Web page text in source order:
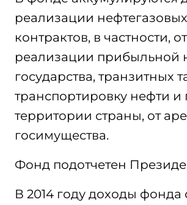
реализации нефтегазовых
контрактов, в частности, от
реализации прибыльной
государства, транзитных
транспортировку нефти и
территории страны, от
госимущества.
Фонд подотчетен
В 2014 году доходы фонда